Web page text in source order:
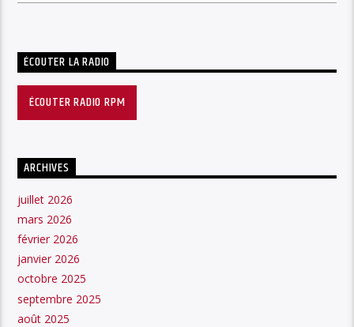
ÉCOUTER LA RADIO
ÉCOUTER RADIO RPM
ARCHIVES
juillet 2026
mars 2026
février 2026
janvier 2026
octobre 2025
septembre 2025
août 2025